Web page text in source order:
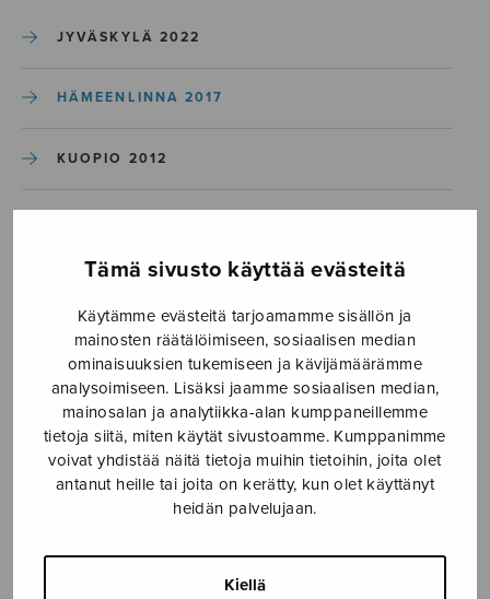
Tämä sivusto käyttää evästeitä
Käytämme evästeitä tarjoamamme sisällön ja
mainosten räätälöimiseen, sosiaalisen median
ominaisuuksien tukemiseen ja kävijämäärämme
analysoimiseen. Lisäksi jaamme sosiaalisen median,
mainosalan ja analytiikka-alan kumppaneillemme
tietoja siitä, miten käytät sivustoamme. Kumppanimme
voivat yhdistää näitä tietoja muihin tietoihin, joita olet
antanut heille tai joita on kerätty, kun olet käyttänyt
heidän palvelujaan.
Kiellä
JYVÄSKYLÄ 2022
HÄMEENLINNA 2017
KUOPIO 2012
HAMINA 2002
Etusivu › Laulujuhlat › Historiaa ›
Hämeenlinna 2017 › 12_Paajuhla_3
12_Paajuhla_3